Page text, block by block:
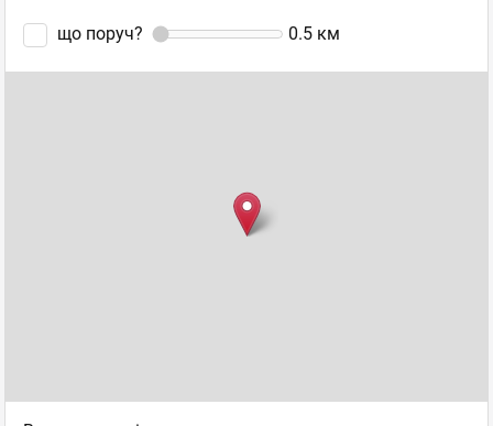
що поруч? 0.5 км